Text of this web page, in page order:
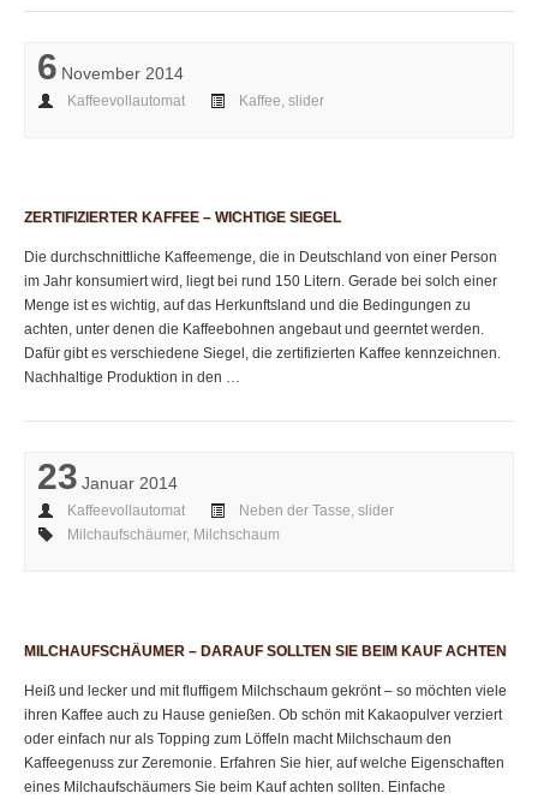
6 November 2014
Kaffeevollautomat Kaffee, slider
ZERTIFIZIERTER KAFFEE – WICHTIGE SIEGEL
Die durchschnittliche Kaffeemenge, die in Deutschland von einer Person
im Jahr konsumiert wird, liegt bei rund 150 Litern. Gerade bei solch einer
Menge ist es wichtig, auf das Herkunftsland und die Bedingungen zu
achten, unter denen die Kaffeebohnen angebaut und geerntet werden.
Dafür gibt es verschiedene Siegel, die zertifizierten Kaffee kennzeichnen.
Nachhaltige Produktion in den …
23 Januar 2014
Kaffeevollautomat Neben der Tasse, slider
Milchaufschäumer, Milchschaum
MILCHAUFSCHÄUMER – DARAUF SOLLTEN SIE BEIM KAUF ACHTEN
Heiß und lecker und mit fluffigem Milchschaum gekrönt – so möchten viele
ihren Kaffee auch zu Hause genießen. Ob schön mit Kakaopulver verziert
oder einfach nur als Topping zum Löffeln macht Milchschaum den
Kaffeegenuss zur Zeremonie. Erfahren Sie hier, auf welche Eigenschaften
eines Milchaufschäumers Sie beim Kauf achten sollten. Einfache